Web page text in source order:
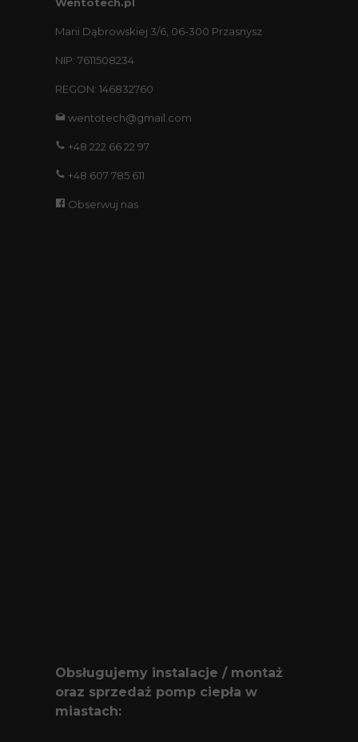
Marii Dąbrowskiej 3/6, 06-300 Przasnysz
NIP: 7611508234
REGON: 146832760
wentotech@gmail.com
+48 222 66 22 97
+48 607 785 611
Obserwuj nas
Obsługujemy instalacje / montaż
oraz sprzedaż pomp ciepła w
miastach: